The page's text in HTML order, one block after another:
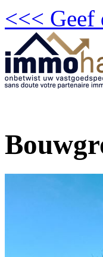
<<< Geef